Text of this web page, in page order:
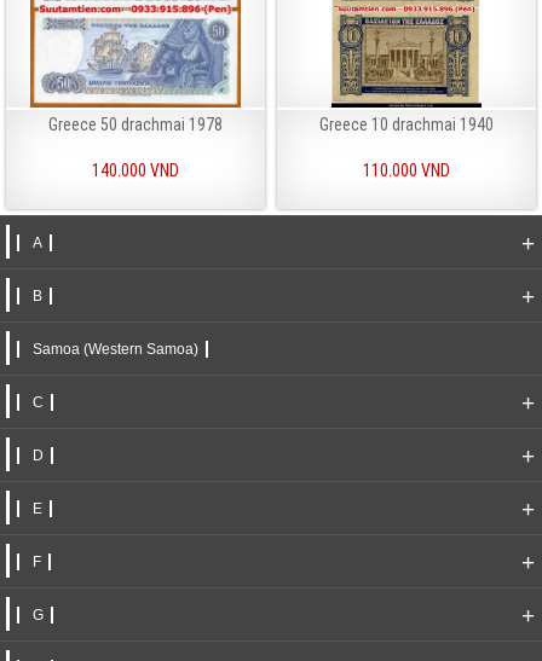
Greece 50 drachmai 1978
140.000 VND
Greece 10 drachmai 1940
110.000 VND
A +
B +
Samoa (Western Samoa)
C +
D +
E +
F +
G +